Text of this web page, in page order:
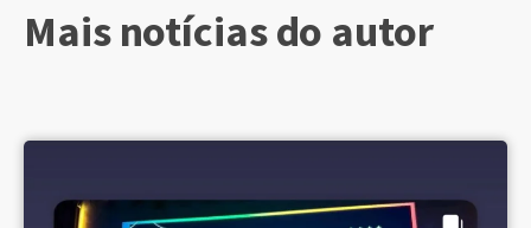
Mais notícias do autor